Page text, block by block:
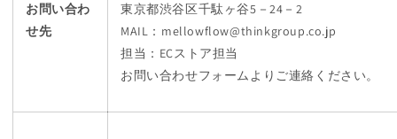
お問い合わ
せ先
東京都渋谷区千駄ヶ谷5－24－2
MAIL：mellowflow@thinkgroup.co.jp
担当：ECストア担当
お問い合わせフォームよりご連絡ください。